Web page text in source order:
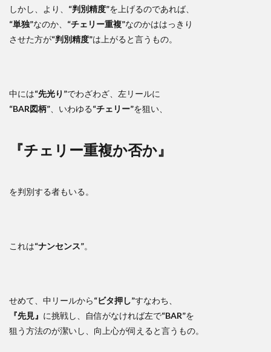
しかし、より、 “判別精度”を上げるのであれば、
“単独”なのか、 “チェリー重複”なのかははっきり
させた方が“判別精度”は上がると言うもの。
中には“先光り”でわざわざ、左リールに
“BAR図柄” 、いわゆる“チェリー”を狙い、
『チェリー重複か否か』
を判別する者もいる。
これは“ナンセンス”。
せめて、中リールから“ビタ押し”すなわち、
『先見』 に挑戦し、自信がなければ左で“BAR”を
狙う方法のが潔いし、向上心が伺えると言うもの。